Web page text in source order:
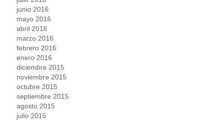
junio 2016
mayo 2016
abril 2016
marzo 2016
febrero 2016
enero 2016
diciembre 2015
noviembre 2015
octubre 2015
septiembre 2015
agosto 2015
julio 2015